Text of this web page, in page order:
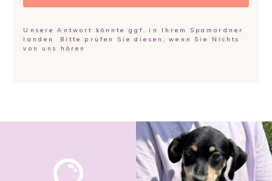
Unsere Antwort könnte ggf. in Ihrem Spamordner
landen. Bitte prüfen Sie diesen, wenn Sie Nichts
von uns hören